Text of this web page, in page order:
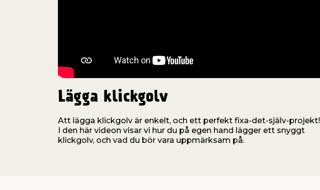
Lägga klickgolv
Att lägga klickgolv är enkelt, och ett perfekt fixa-det-själv-projekt!
I den här videon visar vi hur du på egen hand lägger ett snyggt
klickgolv, och vad du bör vara uppmärksam på.